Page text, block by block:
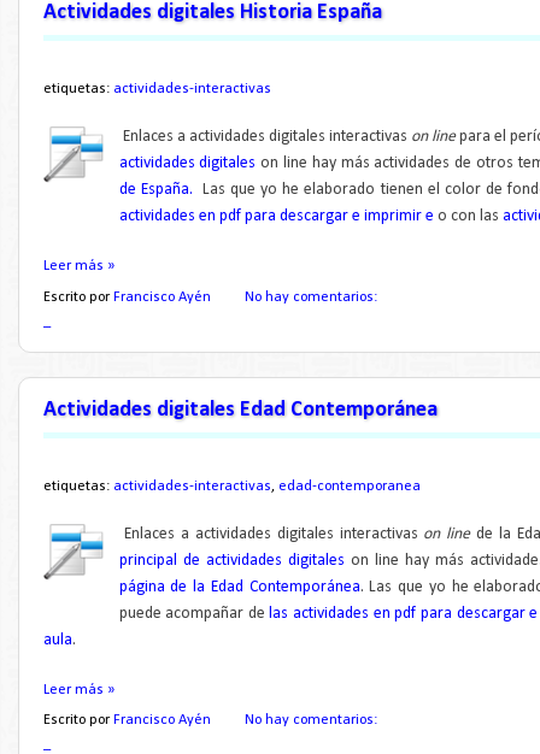
Actividades digitales Historia España
etiquetas: actividades-interactivas
Enlaces a actividades digitales interactivas on linepara el
actividades digitales on line hay más actividades de otros
de España.
Las que yo he elaborado tienen el color de
actividades en pdf para descargar e imprimir e o con las
Leer más »
Escrito por Francisco Ayén
No hay comentarios:
Actividades digitales Edad Contemporánea
etiquetas: actividades-interactivas, edad-contemporanea
Enlaces a actividades digitales interactivas on linede la
principal de actividades digitales on line hay más
página de la Edad Contemporánea. L as que yo he
puede acompañar de
las actividades en pdf para descargar
aula.
Leer más »
Escrito por Francisco Ayén
No hay comentarios: